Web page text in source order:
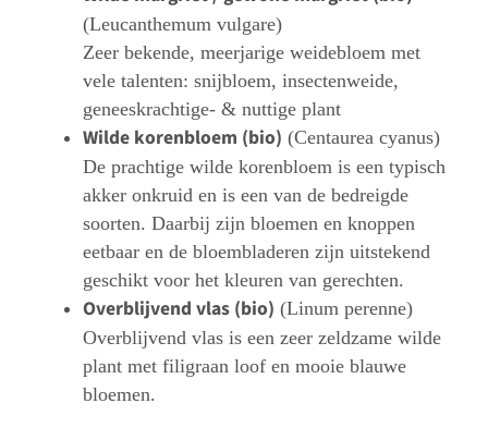
(Leucanthemum vulgare)
Zeer bekende, meerjarige weidebloem met
vele talenten: snijbloem, insectenweide,
geneeskrachtige- & nuttige plant
Wilde korenbloem (bio) (Centaurea cyanus)
De prachtige wilde korenbloem is een typisch
akker onkruid en is een van de bedreigde
soorten. Daarbij zijn bloemen en knoppen
eetbaar en de bloembladeren zijn uitstekend
geschikt voor het kleuren van gerechten.
Overblijvend vlas (bio) (Linum perenne)
Overblijvend vlas is een zeer zeldzame wilde
plant met filigraan loof en mooie blauwe
bloemen.